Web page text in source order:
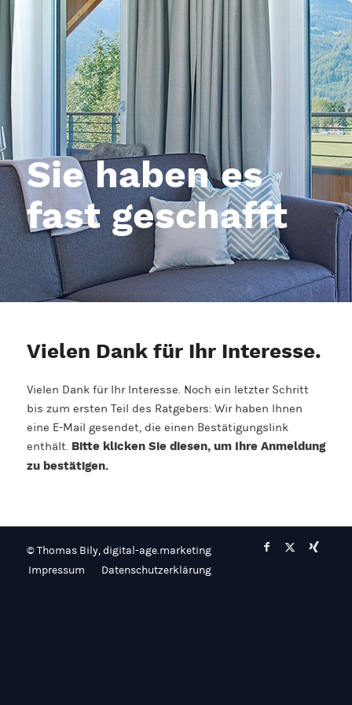
Sie haben es
fast geschafft
Vielen Dank für Ihr Interesse.
Vielen Dank für Ihr Interesse. Noch ein letzter Schritt
bis zum ersten Teil des Ratgebers: Wir haben Ihnen
eine E-Mail gesendet, die einen Bestätigungslink
enthält. Bitte klicken Sie diesen, um Ihre Anmeldung
zu bestätigen.
© Thomas Bily, digital-age.marketing
Impressum
Datenschutzerklärung